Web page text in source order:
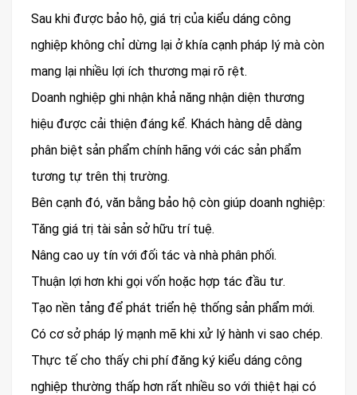
Sau khi được bảo hộ, giá trị của kiểu dáng công
nghiệp không chỉ dừng lại ở khía cạnh pháp lý mà còn
mang lại nhiều lợi ích thương mại rõ rệt.
Doanh nghiệp ghi nhận khả năng nhận diện thương
hiệu được cải thiện đáng kể. Khách hàng dễ dàng
phân biệt sản phẩm chính hãng với các sản phẩm
tương tự trên thị trường.
Bên cạnh đó, văn bằng bảo hộ còn giúp doanh nghiệp:
Tăng giá trị tài sản sở hữu trí tuệ.
Nâng cao uy tín với đối tác và nhà phân phối.
Thuận lợi hơn khi gọi vốn hoặc hợp tác đầu tư.
Tạo nền tảng để phát triển hệ thống sản phẩm mới.
Có cơ sở pháp lý mạnh mẽ khi xử lý hành vi sao chép.
Thực tế cho thấy chi phí đăng ký kiểu dáng công
nghiệp thường thấp hơn rất nhiều so với thiệt hại có